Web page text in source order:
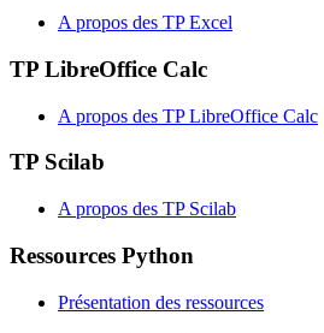
A propos des TP Excel
TP LibreOffice Calc
A propos des TP LibreOffice Calc
TP Scilab
A propos des TP Scilab
Ressources Python
Présentation des ressources